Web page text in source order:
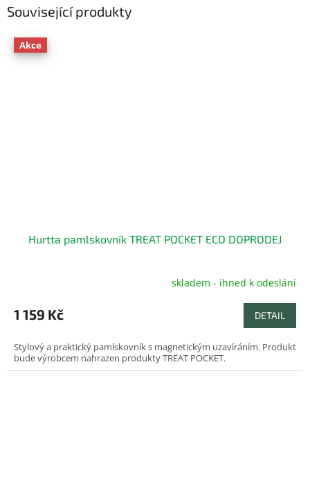
Související produkty
Akce
Hurtta pamlskovník TREAT POCKET ECO DOPRODEJ
skladem - ihned k odeslání
1 159 Kč DETAIL
Stylový a praktický pamlskovník s magnetickým uzavíráním. Produkt
bude výrobcem nahrazen produkty TREAT POCKET.